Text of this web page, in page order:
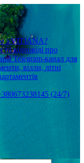
з VITIANA?
відповіді про
Telegram-канал для
вілли, літні
(24/7)